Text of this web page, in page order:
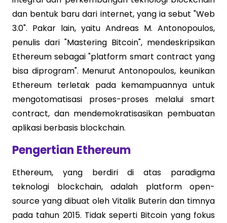
dan bentuk baru dari internet, yang ia sebut "Web
3.0". Pakar lain, yaitu Andreas M. Antonopoulos,
penulis dari "Mastering Bitcoin", mendeskripsikan
Ethereum sebagai "platform smart contract yang
bisa diprogram". Menurut Antonopoulos, keunikan
Ethereum terletak pada kemampuannya untuk
mengotomatisasi proses-proses melalui smart
contract, dan mendemokratisasikan pembuatan
aplikasi berbasis blockchain.
Pengertian Ethereum
Ethereum, yang berdiri di atas paradigma
teknologi blockchain, adalah platform open-
source yang dibuat oleh Vitalik Buterin dan timnya
pada tahun 2015. Tidak seperti Bitcoin yang fokus